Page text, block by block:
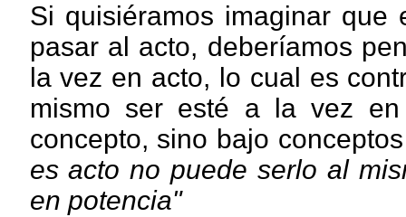
Si quisiéramos imaginar
pasar al acto, deberíamos
la vez en acto, lo cual es
mismo ser esté a la vez
concepto, sino bajo
es acto no puede serlo al
en potencia"